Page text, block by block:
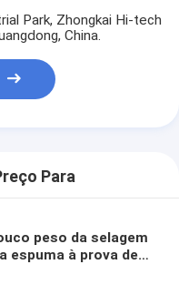
Park, Zhongkai Hi-tech
China.
Para
peso da selagem
espuma à prova de